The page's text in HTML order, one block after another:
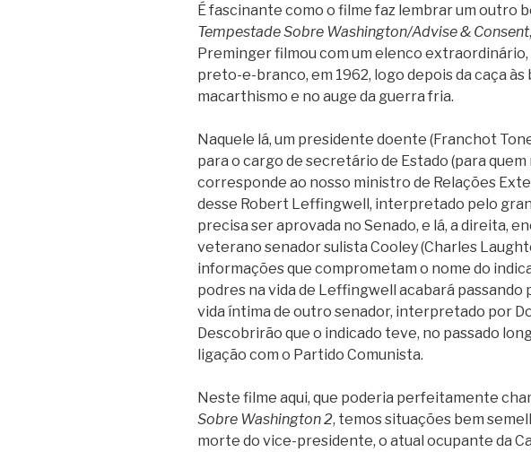
É fascinante como o filme faz lembrar um outro
Tempestade Sobre Washington/Advise & Consent
Preminger filmou com um elenco extraordinário,
preto-e-branco, em 1962, logo depois da caça às
macarthismo e no auge da guerra fria.
Naquele lá, um presidente doente (Franchot
para o cargo de secretário de Estado (para
corresponde ao nosso ministro de Relações
desse Robert Leffingwell, interpretado pelo
precisa ser aprovada no Senado, e lá, a direita,
veterano senador sulista Cooley (Charles
informações que comprometam o nome do
podres na vida de Leffingwell acabará passando
vida íntima de outro senador, interpretado por
Descobrirão que o indicado teve, no passado
ligação com o Partido Comunista.
Neste filme aqui, que poderia perfeitamente
Sobre Washington 2, temos situações bem
morte do vice-presidente, o atual ocupante da